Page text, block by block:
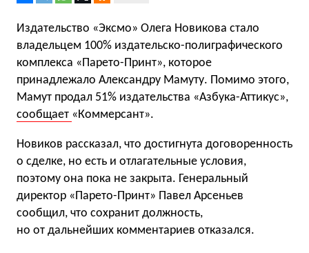
Издательство «Эксмо» Олега Новикова стало
владельцем 100% издательско-полиграфического
комплекса «Парето-Принт», которое
принадлежало Александру Мамуту. Помимо этого,
Мамут продал 51% издательства «Азбука-Аттикус»,
сообщает «Коммерсант».
Новиков рассказал, что достигнута договоренность
о сделке, но есть и отлагательные условия,
поэтому она пока не закрыта. Генеральный
директор «Парето-Принт» Павел Арсеньев
сообщил, что сохранит должность,
но от дальнейших комментариев отказался.